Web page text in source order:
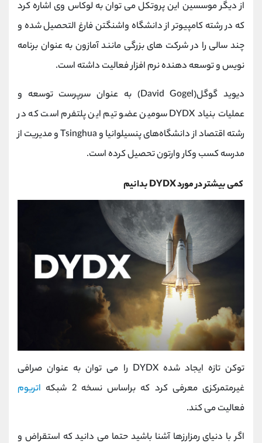
از دیگر موسسین این پروتکل می توان به لوکاس وی اشاره کرد
که در رشته کامپیوتر از دانشگاه واشنگتن فارغ التحصیل شده و
چند سالی را در شرکت های بزرگی مانند آمازون به عنوان برنامه
نویس و توسعه دهنده نرم افزار فعالیت داشته است.
دیوید گوگل(David Gogel) به عنوان سرپرست توسعه و
عملیات بنیاد DYDX سومین عضو تیم این پلتفرم است که در
رشته اقتصاد از دانشگاه‌های پنسیلوانیا و Tsinghua و مدیریت از
مدرسه کسب ‌وکار وارتون تحصیل کرده است.
کمی بیشتر در مورد DYDX بدانیم
توکن تازه ایجاد شده DYDX را می توان به عنوان صرافی
غیرمتمرکزی معرفی کرد که براساس نسخه 2 شبکه
اتریوم
فعالیت می کند.
اگر با دنیای رمزارزها آشنا باشید حتما می دانید که استقراض و